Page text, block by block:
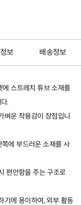
보 배송정보
스트레치 튜브 소재를
.
벼운 착용감이 장점입니
에 부드러운 소재를 사
편안함을 주는 구조로
기에 용이하여, 외부 활동